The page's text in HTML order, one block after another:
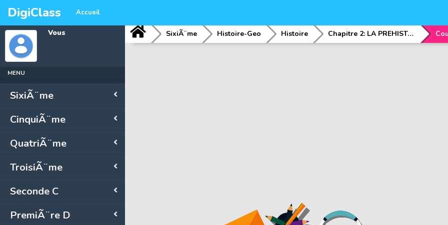
DigiClass Accueil
Vous
MENU
SixiÃ¨me
CinquiÃ¨me
QuatriÃ¨me
TroisiÃ¨me
Seconde C
PremiÃ¨re D
SixiÃ¨me Histoire-Geo Histoire Chapitre 2: LA PREHISTOIRE (11 heures)